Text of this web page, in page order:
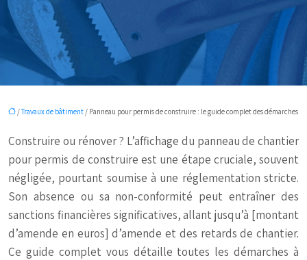
/Travaux de bâtiment / Panneau pour permis de construire : le guide complet des démarches
Construire ou rénover ? L’affichage du panneau de chantier
pour permis de construire est une étape cruciale, souvent
négligée, pourtant soumise à une réglementation stricte.
Son absence ou sa non-conformité peut entraîner des
sanctions financières significatives, allant jusqu’à [montant
d’amende en euros] d’amende et des retards de chantier.
Ce guide complet vous détaille toutes les démarches à